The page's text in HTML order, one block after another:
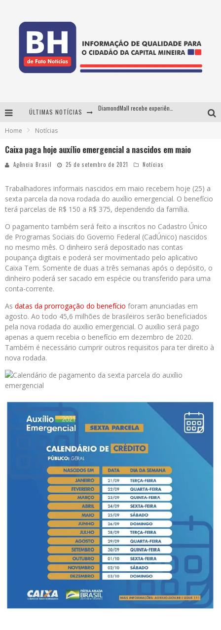
ÚLTIMAS NOTÍCIAS
De BH para o mundo: conheça a stylist mineira por trás de turnês e campanhas globais
Home Notícias
Caixa paga hoje auxílio emergencial a nascidos em maio
Agência Brasil 25 de setembro de 2021 Notícias
Trabalhadores informais nascidos em maio recebem hoje (25) a
sexta parcela da nova rodada do auxílio emergencial. O benefício
terá parcelas de R$ 150 a R$ 375, dependendo da família.
O pagamento também será feito a inscritos no Cadastro Único
de Programas Sociais do Governo Federal (CadÚnico) nascidos
no mesmo mês. O dinheiro será depositado nas contas
poupança digitais e poderá ser movimentado pelo aplicativo
Caixa Tem. Somente de duas a três semanas após o depósito, o
dinheiro poderá ser sacado em espécie ou transferido para uma
conta-corrente.
As datas da prorrogação do benefício foram anunciadas em
agosto. Ao todo 45,6 milhões de brasileiros serão beneficiados
pela nova rodada do auxílio emergencial. O auxílio será pago
apenas a quem recebia o benefício em dezembro de 2020.
Também é necessário cumprir outros requisitos para ter direito à
nova rodada.